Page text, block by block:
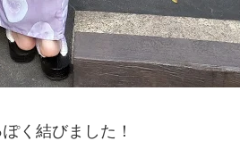
く結びました！